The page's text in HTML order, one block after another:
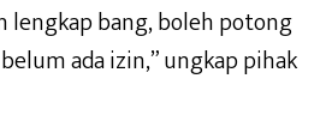
lengkap bang, boleh potong
ada izin,” ungkap pihak